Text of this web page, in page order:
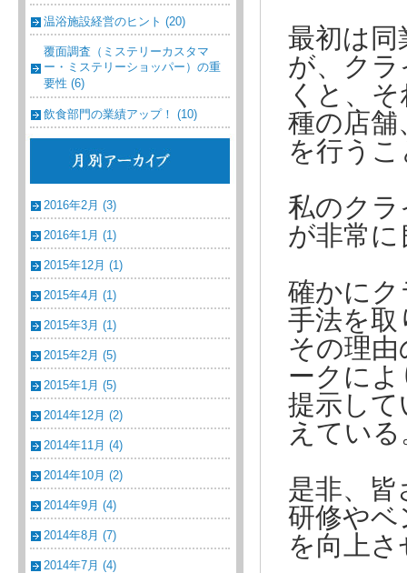
温浴施設経営のヒント (20)
覆面調査（ミステリーカスタマ
ー・ミステリーショッパー）の重
要性 (6)
飲食部門の業績アップ！ (10)
2016年2月 (3)
2016年1月 (1)
2015年12月 (1)
2015年4月 (1)
2015年3月 (1)
2015年2月 (5)
2015年1月 (5)
2014年12月 (2)
2014年11月 (4)
2014年10月 (2)
2014年9月 (4)
2014年8月 (7)
2014年7月 (4)
最初は同
が、ク
くと、
種の店舗
を行う
私のク
が非常に
確かに
手法を
その理
ークに
提示し
えている
是非、皆
研修やベ
を向上